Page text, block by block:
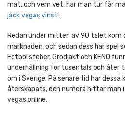
mat, och vem vet, har man tur får
jack vegas vinst!
Redan under mitten av 90 talet kom
marknaden, och sedan dess har spel
Fotbollsfeber, Grodjakt och KENO
underhållning för tusentals och åter
om i Sverige. På senare tid har dessa
återskapats, och numera hittar man
vegas online.